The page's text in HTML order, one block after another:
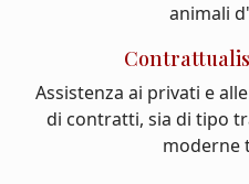
animali
Assistenza ai privati e
di contratti, sia di tipo
moderne